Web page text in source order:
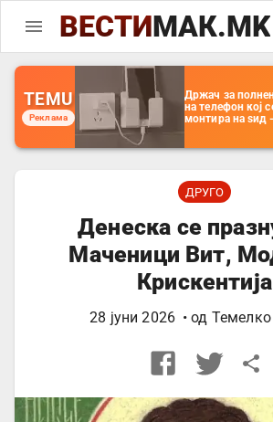
ВЕСТИМАК.MK
TEMU
Реклама
Држач за
на телефон кој
монтира на ѕид -
организатор за
далечински
управувач
ДРУГО
Денеска се
Маченици Вит,
Крискентија
28 јуни 2026 • од